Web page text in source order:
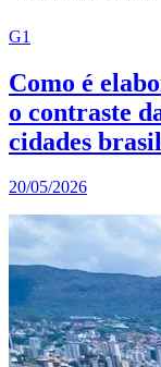
G1
Como é
o contraste
cidades
20/05/2026